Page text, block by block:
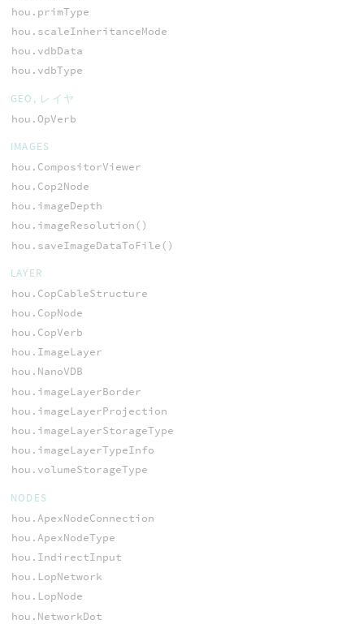
hou.primType
hou.scaleInheritanceMode
hou.vdbData
hou.vdbType
GEO, レイヤ
hou.OpVerb
IMAGES
hou.CompositorViewer
hou.Cop2Node
hou.imageDepth
hou.imageResolution()
hou.saveImageDataToFile()
LAYER
hou.CopCableStructure
hou.CopNode
hou.CopVerb
hou.ImageLayer
hou.NanoVDB
hou.imageLayerBorder
hou.imageLayerProjection
hou.imageLayerStorageType
hou.imageLayerTypeInfo
hou.volumeStorageType
NODES
hou.ApexNodeConnection
hou.ApexNodeType
hou.IndirectInput
hou.LopNetwork
hou.LopNode
hou.NetworkDot